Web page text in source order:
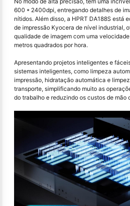
600 * 2400dpi, entregando detalhes de
nítidos. Além disso, a HPRT DA188S está
de impressão Kyocera de nível industrial,
qualidade de imagem com uma
metros quadrados por hora.
Apresentando projetos inteligentes e
sistemas inteligentes, como limpeza
impressão, hidratação automática e
transporte, simplificando muito as
do trabalho e reduzindo os custos de mão